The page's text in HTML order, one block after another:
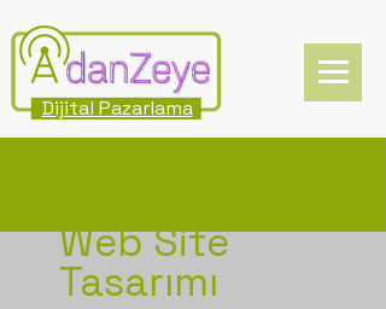
Dijital Pazarlama
Web Site
Tasarımı